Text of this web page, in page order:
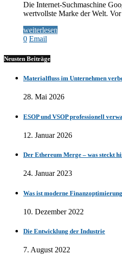
Die Internet-Suchmaschine
wertvollste Marke der Welt.
weiterlesen
0 Email
Neusten Beiträge
Materialfluss im Unternehmen
28. Mai 2026
ESOP und VSOP professionell
12. Januar 2026
Der Ethereum Merge – was steckt
24. Januar 2023
Was ist moderne
10. Dezember 2022
Die Entwicklung der Industrie
7. August 2022